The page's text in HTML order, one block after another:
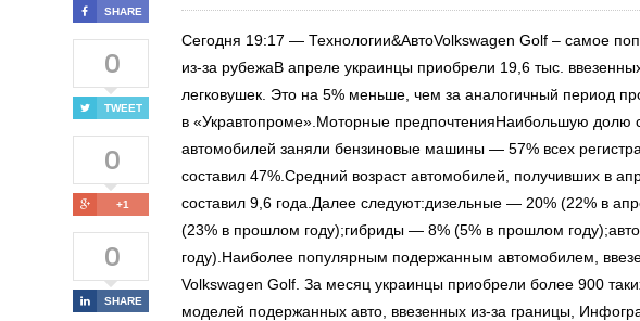
SHARE
0
TWEET
0
+1
0
SHARE
Сегодня 19:17 — Технологии&АвтоVolkswagen Golf – самое
из-за рубежаВ апреле украинцы приобрели 19,6 тыс.
легковушек. Это на 5% меньше, чем за аналогичный период
в «Укравтопроме».Моторные предпочтенияНаибольшую
автомобилей заняли бензиновые машины — 57% всех
составил 47%.Средний возраст автомобилей, получивших в
составил 9,6 года.Далее следуют:дизельные — 20% (22% в
(23% в прошлом году);гибриды — 8% (5% в прошлом
году).Наиболее популярным подержанным автомобилем,
Volkswagen Golf. За месяц украинцы приобрели более 900
моделей подержанных авто, ввезенных из-за границы,